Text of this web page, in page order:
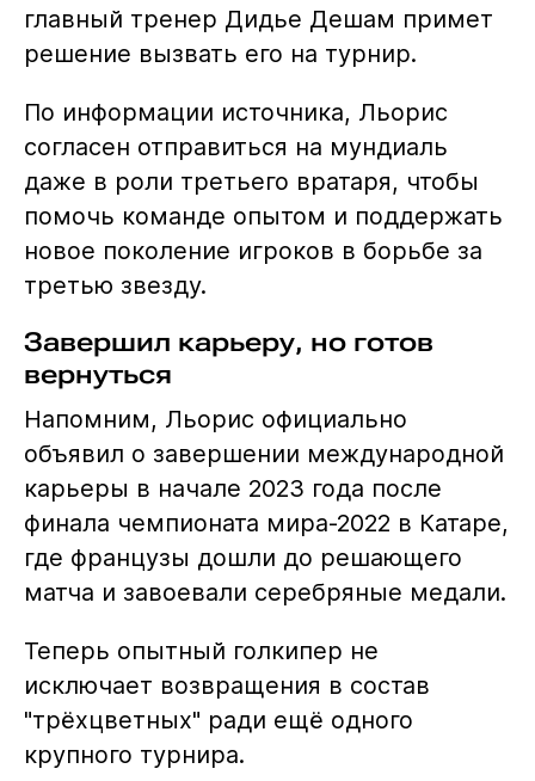
главный тренер Дидье Дешам примет
решение вызвать его на турнир.
По информации источника, Льорис
согласен отправиться на мундиаль
даже в роли третьего вратаря, чтобы
помочь команде опытом и поддержать
новое поколение игроков в борьбе за
третью звезду.
Завершил карьеру, но готов
вернуться
Напомним, Льорис официально
объявил о завершении международной
карьеры в начале 2023 года после
финала чемпионата мира-2022 в Катаре,
где французы дошли до решающего
матча и завоевали серебряные медали.
Теперь опытный голкипер не
исключает возвращения в состав
"трёхцветных" ради ещё одного
крупного турнира.